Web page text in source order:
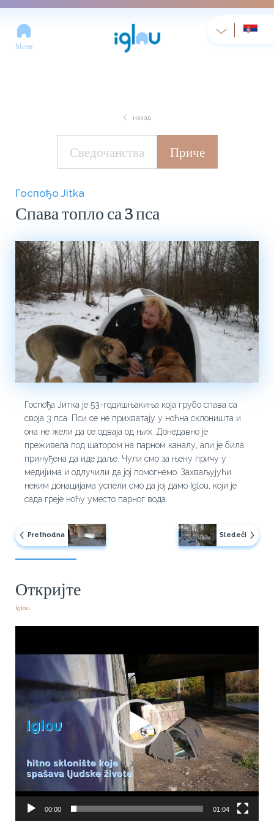
Мени
назад
Сведочанства Приче
Госпођо Jitka
Спава топло са 3 пса
Госпођа Јитка је 53-годишњакиња која грубо спава са
своја 3 пса. Пси се не прихватају у ноћна склоништа и
она не жели да се одваја од њих. Донедавно је
преживела под шатором на парном каналу, али је била
принуђена да иде даље. Чули смо за њену причу у
медијима и одлучили да јој помогнемо. Захваљујући
неким донацијама успели смо да јој дамо Iglou, који је
сада греје ноћу уместо парног вода.
Prethodna Sledeći
Откријте
Iglou
00:00 01:04